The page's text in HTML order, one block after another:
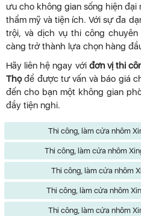
ưu cho không gian sống hiện đại
thẩm mỹ và tiện ích. Với sự đa
trội, và dịch vụ thi công
càng trở thành lựa chọn hàng
Hãy liên hệ ngay với đơn vị thi
Thọđể được tư vấn và báo giá
đến cho bạn một không gian
đầy tiện nghi.
Thi công, làm cửa nhôm
Thi công, làm cửa nhôm
Thi công, làm cửa nhôm
Thi công, làm cửa nhôm
Thi công, làm cửa nhôm